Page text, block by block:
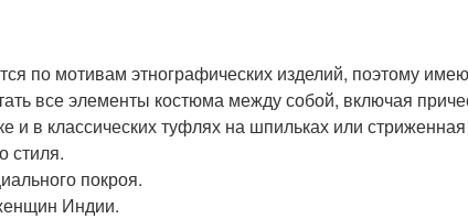
по мотивам этнографических изделий, поэтому
все элементы костюма между собой, включая
и в классических туфлях на шпильках или
стиля.
покроя.
Индии.